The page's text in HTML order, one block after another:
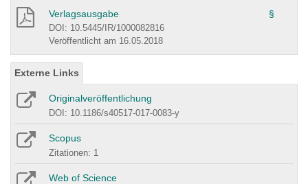
Verlagsausgabe §
DOI: 10.5445/IR/1000082816
Veröffentlicht am 16.05.2018
Externe Links
Originalveröffentlichung
DOI: 10.1186/s40517-017-0083-y
Scopus
Zitationen: 1
Web of Science